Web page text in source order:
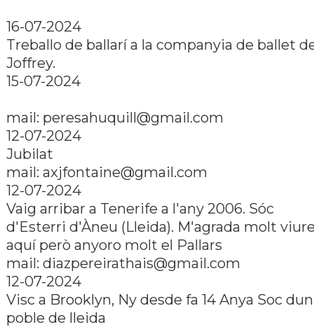
16-07-2024
Treballo de ballarí­ a la companyia de ballet
Joffrey.
15-07-2024
mail: peresahuquill@gmail.com
12-07-2024
Jubilat
mail: axjfontaine@gmail.com
12-07-2024
Vaig arribar a Tenerife a l'any 2006. Sóc
d'Esterri d'Àneu (Lleida). M'agrada molt
aquí­ però anyoro molt el Pallars
mail: diazpereirathais@gmail.com
12-07-2024
Visc a Brooklyn, Ny desde fa 14 Anya Soc dun
poble de lleida